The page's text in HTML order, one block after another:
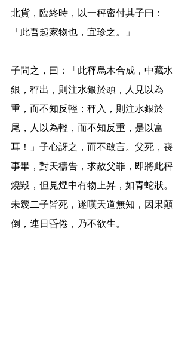
北貨，臨終時，以一秤密付其子曰：
「此吾起家物也，宜珍之。」
子問之，曰：「此秤烏木合成，中藏水
銀，秤出，則注水銀於頭，人見以為
重，而不知反輕；秤入，則注水銀於
尾，人以為輕，而不知反重，是以富
耳！」子心訝之，而不敢言。父死，喪
事畢，對天禱告，求赦父罪，即將此秤
燒毀，但見煙中有物上昇，如青蛇狀。
未幾二子皆死，遂嘆天道無知，因果顛
倒，連日昏倦，乃不欲生。